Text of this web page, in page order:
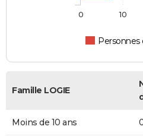
Personnes
0 10
Famille LOGIE
Moins de 10 ans